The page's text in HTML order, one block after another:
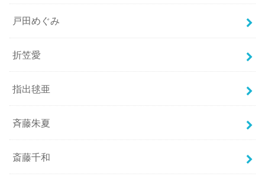
戸田めぐみ
折笠愛
指出毬亜
斉藤朱夏
斎藤千和